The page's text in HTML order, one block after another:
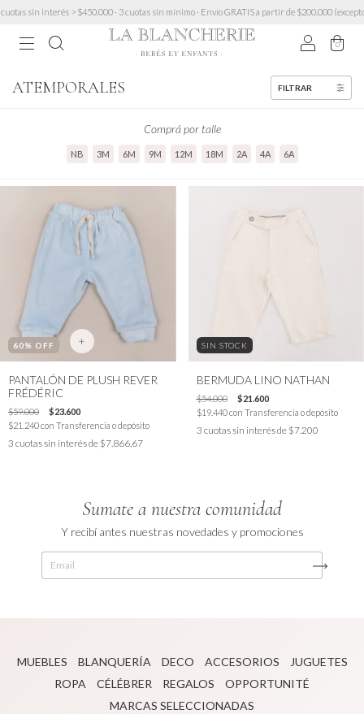
sin interés > $450.000 · 3 cuotas sin mínimo · Envío GRATIS a partir de $200.000 (excepto
0
ATEMPORALES FILTRAR
Comprá por talle
NB 3M 6M 9M 12M 18M 2A 4A 6A
60% OFF +
PANTALÓN DE PLUSH REVER
FRÉDÉRIC
$59.000
$23.600
$21.240con Transferencia o depósito
3 cuotas sin interés de $7.866,67
SIN STOCK
BERMUDA LINO NATHAN
$54.000
$21.600
$19.440con Transferencia o depósito
3 cuotas sin interés de $7.200
Sumate a nuestra comunidad
Y recibí antes nuestras novedades y promociones
MUEBLES BLANQUERÍA DECO ACCESORIOS
JUGUETES
ROPA
CÉLÉBRER REGALOS
OPPORTUNITÉ
MARCAS SELECCIONADAS